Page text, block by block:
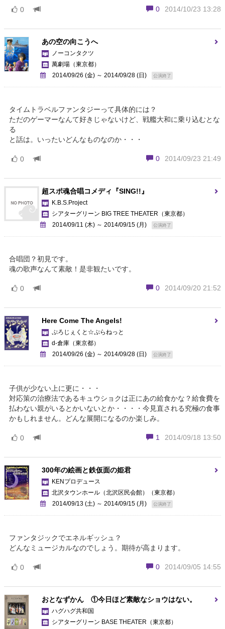
0 2014/10/23 13:28
0
あの空の向こうへ
ノーコンタクツ
萬劇場 （東京都）
2014/09/26 (金) ～ 2014/09/28 (日)
公演終了
タイムトラベルファンタジーって具体的には？
ただのゲーマーなんて好きじゃないけど、戦艦大和に乗り込むとな
る
と話は。いったいどんなものなのか・・・
0 2014/09/23 21:49
0
超スポ魂合唱コメディ『SING!!』
K.B.S.Project
シアターグリーン BIG TREE THEATER （東京都）
2014/09/11 (木) ～ 2014/09/15 (月)
公演終了
合唱団？初見です。
魂の歌声なんて素敵！是非観たいです。
0 2014/09/20 21:52
0
Here Come The Angels!
ぷろじぇくと☆ぷらねっと
d-倉庫 （東京都）
2014/09/26 (金) ～ 2014/09/28 (日)
公演終了
子供が少ない上に更に・・・
対応策の治療法であるキュウショクは正にあの給食かな？給食費を
払わない親がいるとかいないとか・・・・今見直される究極の食事
かもしれません。どんな展開になるのか楽しみ。
1 2014/09/18 13:50
0
300年の絵画と鉄仮面の姫君
KENプロデュース
北沢タウンホール（北沢区民会館）
（東京都）
2014/09/13 (土) ～ 2014/09/15 (月)
公演終了
ファンタジックでエネルギッシュ？
どんなミュージカルなのでしょう。期待が高まります。
0 2014/09/05 14:55
0
おとなずかん ①今日ほど素敵なショウはない。
ハグハグ共和国
シアターグリーン BASE THEATER （東京都）